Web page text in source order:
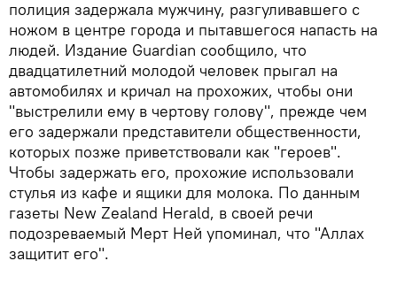
полиция задержала мужчину, разгуливавшего с
ножом в центре города и пытавшегося напасть на
людей. Издание Guardian сообщило, что
двадцатилетний молодой человек прыгал на
автомобилях и кричал на прохожих, чтобы они
"выстрелили ему в чертову голову", прежде чем
его задержали представители общественности,
которых позже приветствовали как "героев".
Чтобы задержать его, прохожие использовали
стулья из кафе и ящики для молока. По данным
газеты New Zealand Herald, в своей речи
подозреваемый Мерт Ней упоминал, что "Аллах
защитит его".